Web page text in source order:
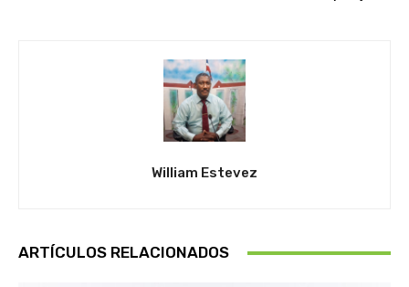
William Estevez
ARTÍCULOS RELACIONADOS